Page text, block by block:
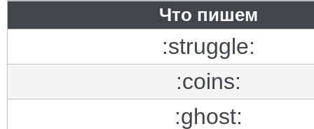
Что пишем
:struggle:
:coins:
:ghost: